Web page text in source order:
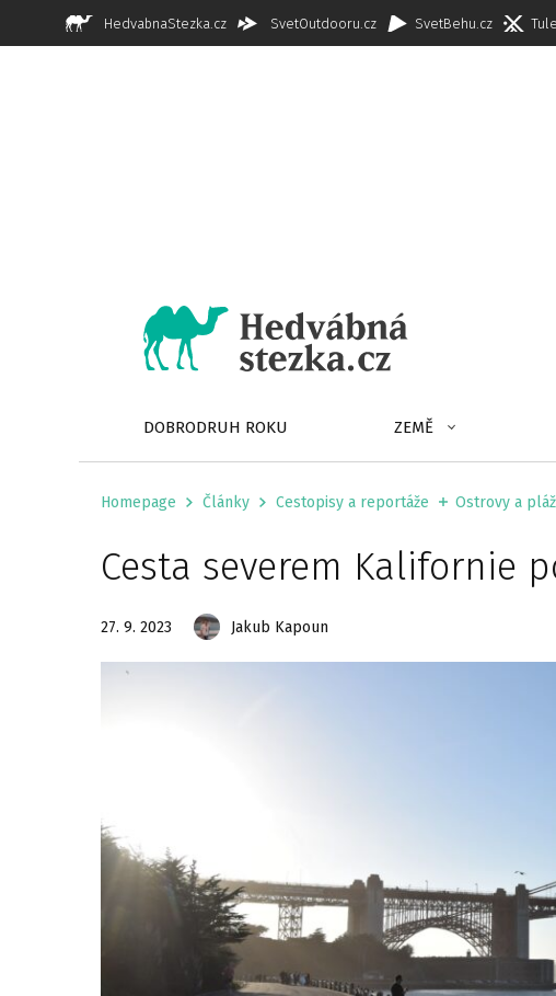
HedvabnaStezka.cz SvetOutdooru.cz SvetBehu.cz
DOBRODRUH ROKU ZEMĚ
Homepage Články Cestopisy a reportáže Ostrovy a
Cesta severem Kalifornie
27. 9. 2023 Jakub Kapoun